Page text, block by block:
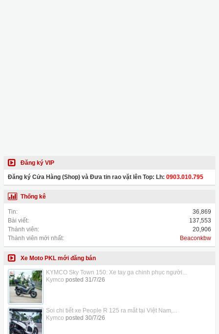
Đăng ký VIP
Đăng ký Cửa Hàng (Shop) và Đưa tin rao vặt lên Top: Lh: 0903.010.795
Thống kê
Tin:
36,869
Bài viết:
137,553
Thành viên:
20,906
Thành viên mới nhất:
Beaconkbw
Xe Moto PKL mới đăng bán
KYMCO Sky Town 150: Xe tay ga chinh phục người...
Kymco posted 31/7/26
Soi chi tiết xe People R 125 ra mắt tại Việt Nam,...
Kymco posted 30/7/26